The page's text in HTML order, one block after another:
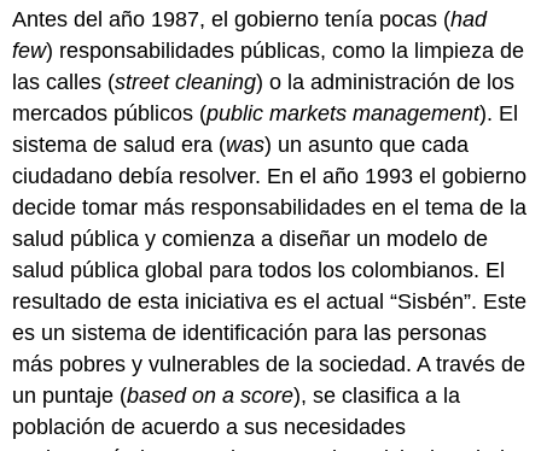
Antes del año 1987, el gobierno tenía pocas (had
few) responsabilidades públicas, como la limpieza de
las calles (street cleaning) o la administración de los
mercados públicos (public markets management). El
sistema de salud era (was) un asunto que cada
ciudadano debía resolver. En el año 1993 el gobierno
decide tomar más responsabilidades en el tema de la
salud pública y comienza a diseñar un modelo de
salud pública global para todos los colombianos. El
resultado de esta iniciativa es el actual “Sisbén”. ​​​​​​​​​​​​​​​​​​​​​​​​​​​​​​​​​​​​​Este
es un sistema de identificación para las personas
más pobres y vulnerables de la sociedad. A través de
un puntaje (based on a score), se clasifica a la
población de acuerdo a sus necesidades